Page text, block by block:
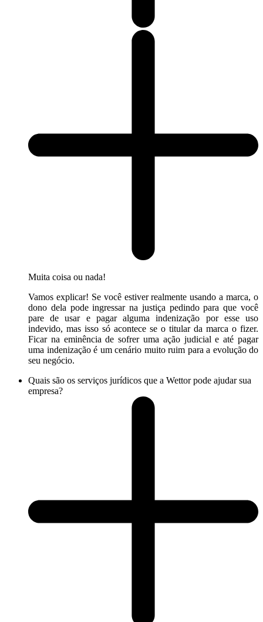
Muita coisa ou nada!
Vamos explicar! Se você estiver realmente usando a marca, o
dono dela pode ingressar na justiça pedindo para que você
pare de usar e pagar alguma indenização por esse uso
indevido, mas isso só acontece se o titular da marca o fizer.
Ficar na eminência de sofrer uma ação judicial e até pagar
uma indenização é um cenário muito ruim para a evolução do
seu negócio.
Quais são os serviços jurídicos que a Wettor pode ajudar sua
empresa?